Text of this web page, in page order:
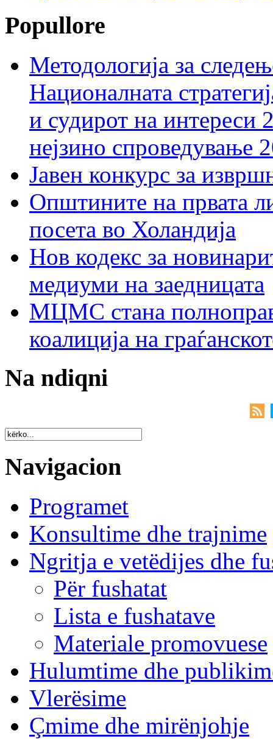
Popullore
Методологија за
Националната
и судирот на интереси
нејзино спроведување
Јавен конкурс за
Општините на првата
посета во Холандија
Нов кодекс за
медиуми на заедницата
МЦМС стана
коалиција на
Na ndiqni
Navigacion
Programet
Konsultime dhe trajnime
Ngritja e vetëdijes dhe
Për fushatat
Lista e fushatave
Materiale promovuese
Hulumtime dhe
Vlerësime
Çmime dhe mirënjohje